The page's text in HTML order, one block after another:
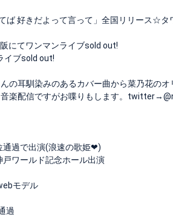
ば 好きだよって言って」全国リリース☆タ
にてワンマンライブsold out!
イブsold out!
の耳馴染みのあるカバー曲から菜乃花の
楽配信ですがお喋りもします。
通過で出演(浪速の歌姫❤︎)
ワールド記念ホール出演
モデル
過